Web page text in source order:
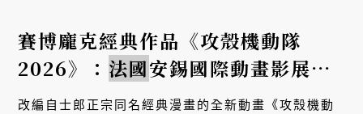
賽博龐克經典作品《攻殼機動隊
2026》： 法國安錫國際動畫影展世
界首映
改編自士郎正宗同名經典漫畫的全新動畫《攻殼機動